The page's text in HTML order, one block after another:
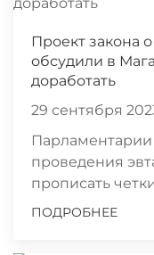
Проект закона
обсудили в
доработать
29 сентября
проведения
прописать
ПОДРОБНЕЕ